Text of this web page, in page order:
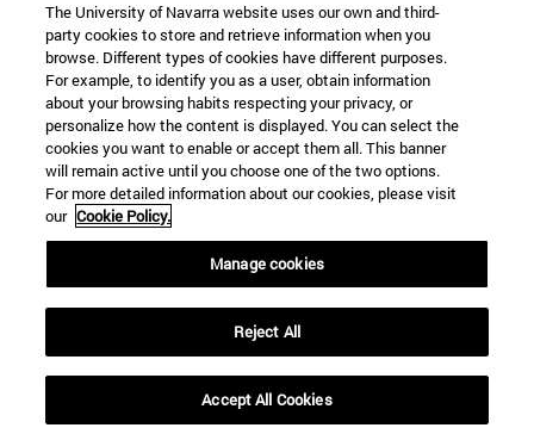
ADMISIÓN Y AYUDAS(abre en nueva ventana)
CONOCE LA ESCUELA(abre en nueva ventana)
PROFESORES E INVESTIGACIÓN(abre en nueva
SALIDAS PROFESIONALES(abre en nueva ventana)
ESTUDIANTES(abre en nueva ventana)
Información legal
Accesibilidad
Configuración de cookies
P° de Manuel Lardizabal, 13
San Sebastián20018Gipuzkoa España
The University of Navarra website uses our own and third-
party cookies to store and retrieve information when you
browse. Different types of cookies have different purposes.
For example, to identify you as a user, obtain information
about your browsing habits respecting your privacy, or
personalize how the content is displayed. You can select the
cookies you want to enable or accept them all. This banner
will remain active until you choose one of the two options.
For more detailed information about our cookies, please visit
our Cookie Policy.
Manage cookies
Reject All
Accept All Cookies